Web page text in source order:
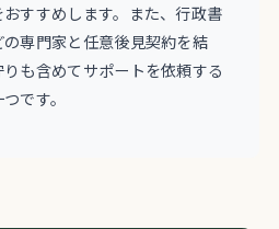
すすめします。また、行政書
専門家と任意後見契約を結
も含めてサポートを依頼する
です。